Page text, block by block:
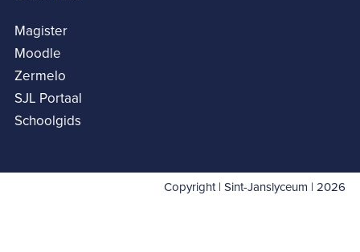
Magister
Moodle
Zermelo
SJL Portaal
Schoolgids
Copyright | Sint-Janslyceum | 2026